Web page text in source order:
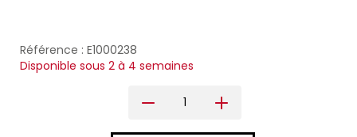
Référence : E1000238
Disponible sous 2 à 4 semaines